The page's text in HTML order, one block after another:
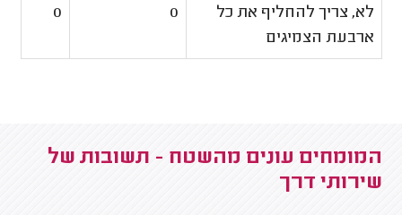
לא, צריך להחליף את כל
ארבעת הצמיגים
0
0
המומחים עונים מהשטח - תשובות של
שירותי דרך